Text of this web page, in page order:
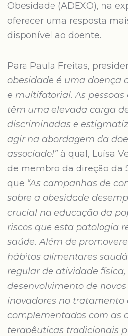
Obesidade (ADEXO), na
oferecer uma resposta
disponível ao doente.
Para Paula Freitas,
obesidade é uma doença
e multifatorial. As pessoas
têm uma elevada carga
discriminadas e
agir na abordagem da
associado!”à qual, Luísa
de membro da direção da
que “As campanhas de
sobre a obesidade
crucial na educação da
riscos que esta patologia
saúde. Além de
hábitos alimentares
regular de atividade
desenvolvimento de
inovadores no tratamento
complementados com as
terapêuticas tradicionais